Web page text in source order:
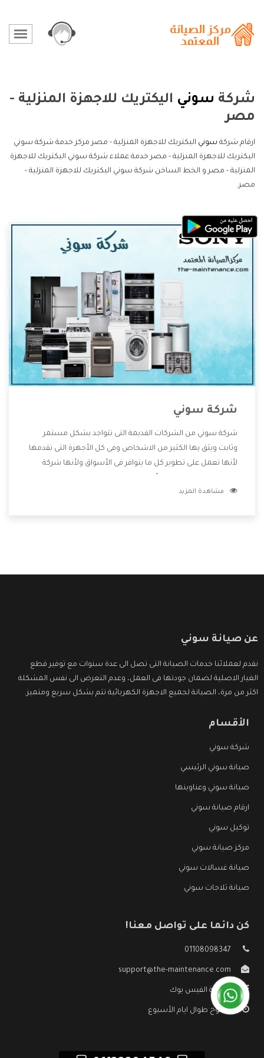
شركة سوني اليكتريك للاجهزة المنزلية -
مصر
ارقام شركة سوني اليكتريك للاجهزة المنزلية - مصر مركز خدمة شركة سوني
اليكتريك للاجهزة المنزلية - مصر خدمة عملاء شركة سوني اليكتريك للاجهزة
المنزلية - مصر و الخط الساخن شركة سوني اليكتريك للاجهزة المنزلية -
مصر.
شركة سوني
شركة سوني من الشركات القديمة التى تتواجد بشكل مستمر
وثابت ويثق بها الكثير من الاشخاص وفى كل الأجهزة التى تقدمها
لأنها تعمل على تطوير كل ما يتوافر فى الأسواق ولأنها شركة
وتقدم للعملاء أقوى العروض والخصومات التى تسهل على
مشاهدة المزيد
عن صيانة سوني
نقدم لعملائنا خدمات الصيانة التى تصل الى عدة سنوات مع توفير قطع
الغيار الاصلية لضمان جودتها فى العمل، وعدم التعرض الى نفس المشكلة
اكثر من مرة، الصيانة لجميع الاجهزة الكهربائية تتم بشكل سريع ومتميز.
الأقسام
شركة سوني
صيانة سوني الرئيسي
صيانة سوني وعناوينها
ارقام صيانة سوني
توكيل سوني
مركز صيانة سوني
صيانة غسالات سوني
صيانة ثلاجات سوني
كن دائما على تواصل معنا!
01108098347
support@the-maintenance.com
صفحة الفيس بوك
مفتوح طوال ايام الأسبوع